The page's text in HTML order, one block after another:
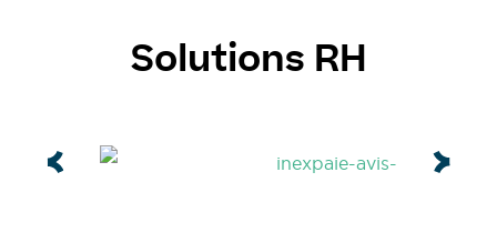
Solutions RH